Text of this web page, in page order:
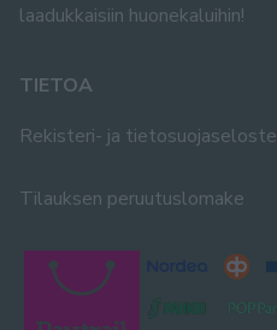
laadukkaisiin huonekaluihin!
TIETOA
Rekisteri- ja tietosuojaseloste
Tilauksen peruutuslomake